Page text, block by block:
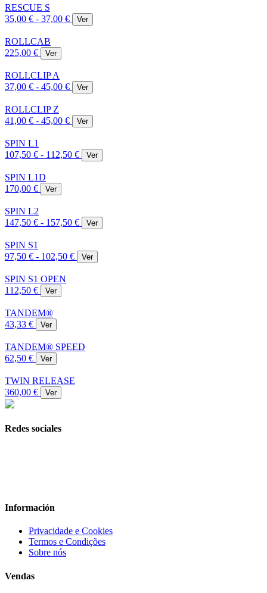
RESCUE S
35,00 € - 37,00 €
Ver
ROLLCAB
225,00 €
Ver
ROLLCLIP A
37,00 € - 45,00 €
Ver
ROLLCLIP Z
41,00 € - 45,00 €
Ver
SPIN L1
107,50 € - 112,50 €
Ver
SPIN L1D
170,00 €
Ver
SPIN L2
147,50 € - 157,50 €
Ver
SPIN S1
97,50 € - 102,50 €
Ver
SPIN S1 OPEN
112,50 €
Ver
TANDEM®
43,33 €
Ver
TANDEM® SPEED
62,50 €
Ver
TWIN RELEASE
360,00 €
Ver
Redes sociales
Información
Privacidade e Cookies
Termos e Condições
Sobre nós
Vendas